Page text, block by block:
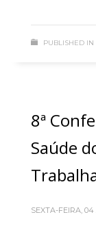
PUBLISHED IN
8ª
Saúde
SEXTA-FEIRA,